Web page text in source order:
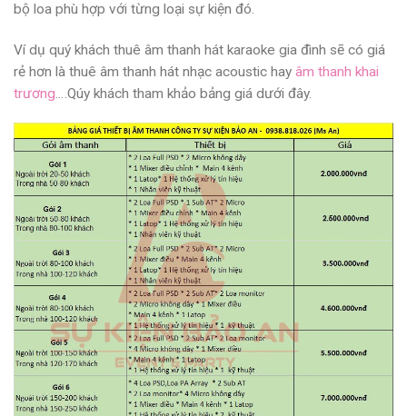
bộ loa phù hợp với từng loại sự kiện đó.
Ví dụ quý khách thuê âm thanh hát karaoke gia đình sẽ có giá
rẻ hơn là thuê âm thanh hát nhạc acoustic hay âm thanh khai
trương
…Qúy khách tham khảo bảng giá dưới đây.